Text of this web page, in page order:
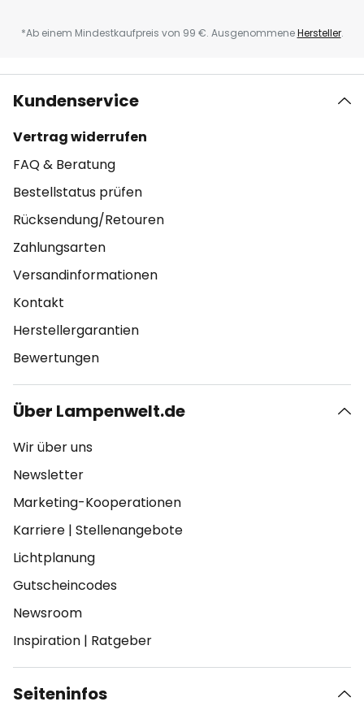
*Ab einem Mindestkaufpreis von 99 €. AusgenommeneHersteller.
Kundenservice
Vertrag widerrufen
FAQ & Beratung
Bestellstatus prüfen
Rücksendung/Retouren
Zahlungsarten
Versandinformationen
Kontakt
Herstellergarantien
Bewertungen
Über Lampenwelt.de
Wir über uns
Newsletter
Marketing-Kooperationen
Karriere | Stellenangebote
Lichtplanung
Gutscheincodes
Newsroom
Inspiration | Ratgeber
Seiteninfos